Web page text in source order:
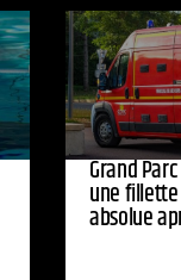
Grand
une
absolue